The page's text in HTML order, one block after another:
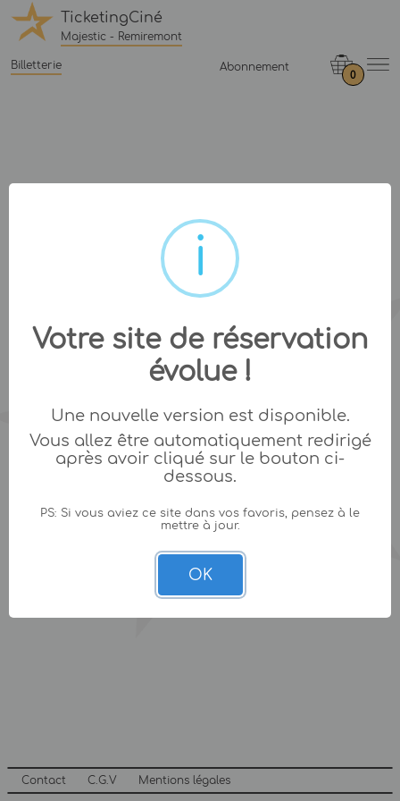
TicketingCiné
Majestic - Remiremont
Billetterie Abonnement
0
Contact C.G.V Mentions légales
Votre site de réservation
évolue !
Une nouvelle version est disponible.
Vous allez être automatiquement redirigé
après avoir cliqué sur le bouton ci-
dessous.
PS: Si vous aviez ce site dans vos favoris, pensez à le
mettre à jour.
OK